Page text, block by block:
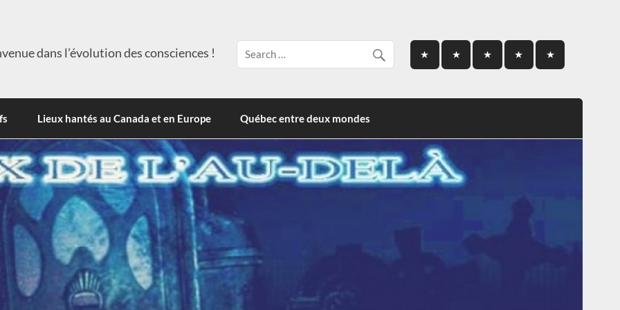
dans l’évolution des consciences !
Lieux hantés au Canada et en Europe Québec entre deux mondes